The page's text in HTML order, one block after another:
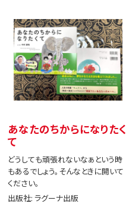
あなたのちからになりたく
て
どうしても頑張れないなぁという時
もあるでしょう。そんなときに開いて
ください。
出版社: ラグーナ出版